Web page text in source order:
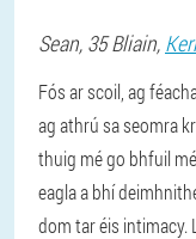
Sean, 35 Bliain,
Fós ar scoil, ag
ag athrú sa seomra
thuig mé go bhfuil
eagla a bhí
dom tar éis intimacy.